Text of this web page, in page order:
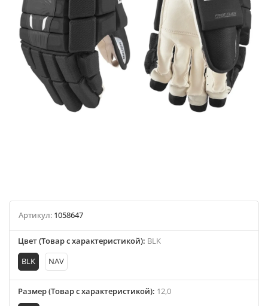
Артикул: 1058647
Цвет (Товар с характеристикой): BLK
BLK
NAV
Размер (Товар с характеристикой): 12,0